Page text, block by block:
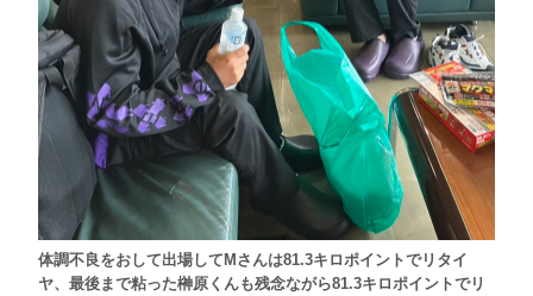
体調不良をおして出場して M さんは81.3キロポイントでリタイ
ヤ、最後まで粘った榊原くんも残念ながら81.3キロポイントでリ